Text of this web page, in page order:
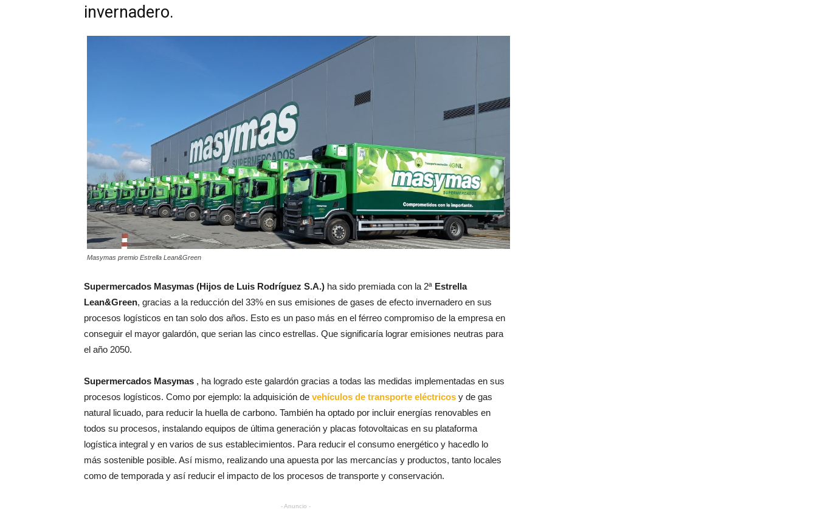
invernadero.
Masymas premio Estrella Lean&Green
Supermercados Masymas (Hijos de Luis Rodríguez S.A.) ha sido premiada con la 2ª Estrella
Lean&Green, gracias a la reducción del 33% en sus emisiones de gases de efecto invernadero en sus
procesos logísticos en tan solo dos años. Esto es un paso más en el férreo compromiso de la empresa en
conseguir el mayor galardón, que serian las cinco estrellas. Que significaría lograr emisiones neutras para
el año 2050.
Supermercados Masymas , ha logrado este galardón gracias a todas las medidas implementadas en sus
procesos logísticos. Como por ejemplo: la adquisición de vehículos de transporte eléctricos y de gas
natural licuado, para reducir la huella de carbono. También ha optado por incluir energías renovables en
todos su procesos, instalando equipos de última generación y placas fotovoltaicas en su plataforma
logística integral y en varios de sus establecimientos. Para reducir el consumo energético y hacedlo lo
más sostenible posible. Así mismo, realizando una apuesta por las mercancías y productos, tanto locales
como de temporada y así reducir el impacto de los procesos de transporte y conservación.
- Anuncio -